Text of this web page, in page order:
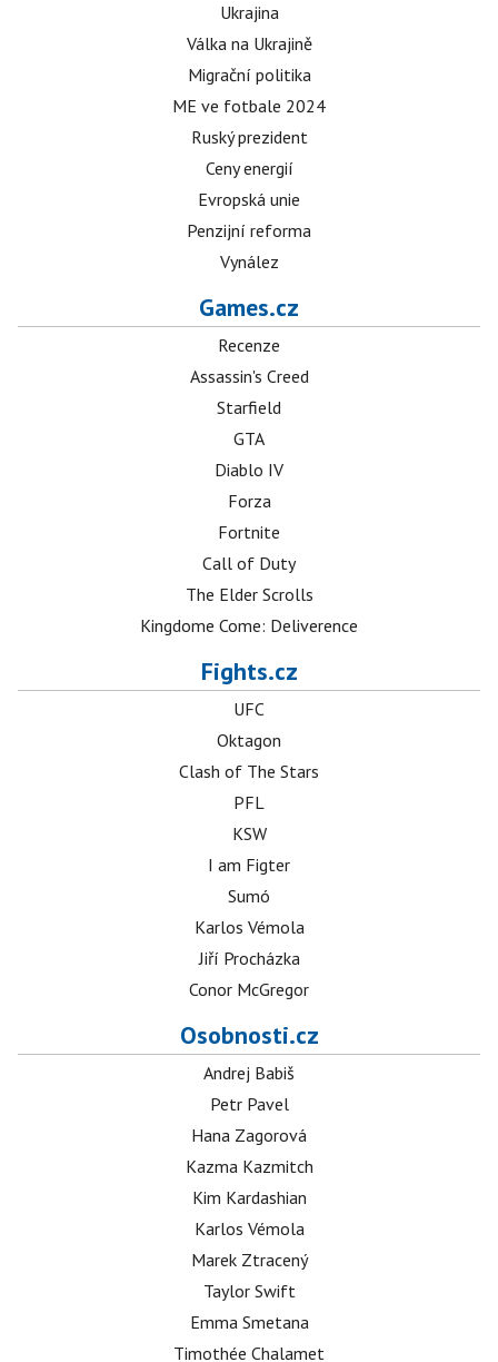
Ukrajina
Válka na Ukrajině
Migrační politika
ME ve fotbale 2024
Ruský prezident
Ceny energií
Evropská unie
Penzijní reforma
Vynález
Games.cz
Recenze
Assassin's Creed
Starfield
GTA
Diablo IV
Forza
Fortnite
Call of Duty
The Elder Scrolls
Kingdome Come: Deliverence
Fights.cz
UFC
Oktagon
Clash of The Stars
PFL
KSW
I am Figter
Sumó
Karlos Vémola
Jiří Procházka
Conor McGregor
Osobnosti.cz
Andrej Babiš
Petr Pavel
Hana Zagorová
Kazma Kazmitch
Kim Kardashian
Karlos Vémola
Marek Ztracený
Taylor Swift
Emma Smetana
Timothée Chalamet